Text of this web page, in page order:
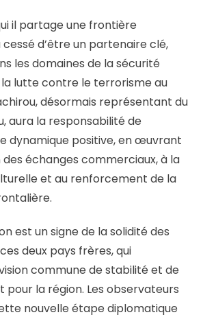
il partage une frontière
cessé d’être un partenaire clé,
les domaines de la sécurité
lutte contre le terrorisme au
désormais représentant du
aura la responsabilité de
dynamique positive, en œuvrant
des échanges commerciaux, à la
et au renforcement de la
est un signe de la solidité des
deux pays frères, qui
commune de stabilité et de
la région. Les observateurs
nouvelle étape diplomatique